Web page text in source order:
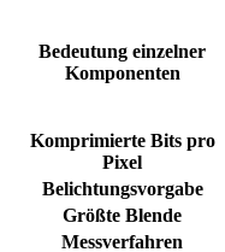
Bedeutung einzelner
Komponenten
Komprimierte Bits pro
Pixel
Belichtungsvorgabe
Größte Blende
Messverfahren